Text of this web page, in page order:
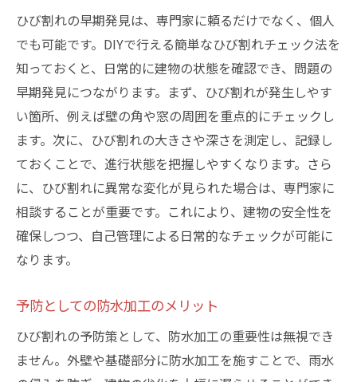
ひび割れの早期発見は、専門家に頼るだけでなく、個人
でも可能です。DIYで行える簡単なひび割れチェック法を
知っておくと、日常的に建物の状態を確認でき、問題の
早期発見につながります。まず、ひび割れが発生しやす
い箇所、例えば壁の角や窓の周囲を重点的にチェックし
ます。次に、ひび割れの大きさや深さを測定し、記録し
ておくことで、進行状態を把握しやすくなります。さら
に、ひび割れに異常な変化が見られた場合は、専門家に
相談することが重要です。これにより、建物の安全性を
確保しつつ、自己管理による日常的なチェックが可能に
なります。
予防としての防水加工のメリット
ひび割れの予防策として、防水加工の重要性は無視でき
ません。外壁や基礎部分に防水加工を施すことで、雨水